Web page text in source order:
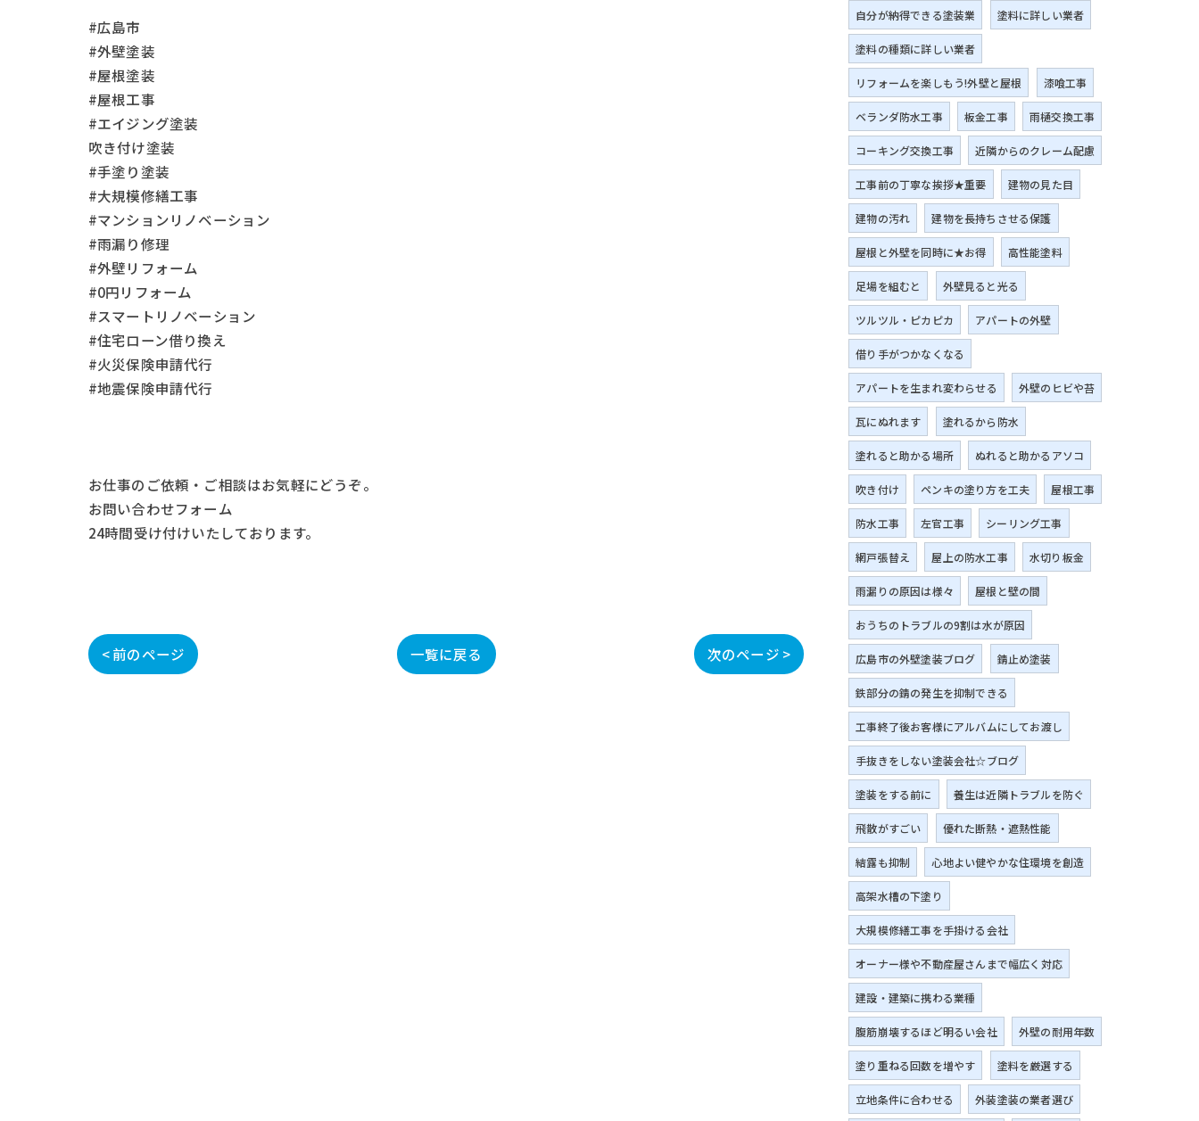
#広島市
#外壁塗装
#屋根塗装
#屋根工事
#エイジング塗装
吹き付け塗装
#手塗り塗装
#大規模修繕工事
#マンションリノベーション
#雨漏り修理
#外壁リフォーム
#0円リフォーム
#スマートリノベーション
#住宅ローン借り換え
#火災保険申請代行
#地震保険申請代行
お仕事の ご依頼・ご相談はお気軽にどうぞ。
お問い合わせフォーム
24時間受け付けいたしております。
< 前のページ 一覧に戻る 次のページ >
自分が納得できる塗装業 塗料に詳しい業者
塗料の種類に詳しい業者
リフォームを楽しもう!外壁と屋根 漆喰工事
ベランダ防水工事 板金工事 雨樋交換工事
コーキング交換工事 近隣からのクレーム配慮
工事前の丁寧な挨拶★重要 建物の見た目
建物の汚れ 建物を長持ちさせる保護
屋根と外壁を同時に★お得 高性能塗料
足場を組むと 外壁見ると光る
ツルツル・ピカピカ アパートの外壁
借り手がつかなくなる
アパートを生まれ変わらせる 外壁のヒビや苔
瓦にぬれます 塗れるから防水
塗れると助かる場所 ぬれると助かるアソコ
吹き付け ペンキの塗り方を工夫 屋根工事
防水工事 左官工事 シーリング工事
網戸張替え 屋上の防水工事 水切り板金
雨漏りの原因は様々 屋根と壁の間
おうちのトラブルの9割は水が原因
広島市の外壁塗装ブログ 錆止め塗装
鉄部分の錆の発生を抑制できる
工事終了後お客様にアルバムにしてお渡し
手抜きをしない塗装会社☆ブログ
塗装をする前に 養生は近隣トラブルを防ぐ
飛散がすごい 優れた断熱・遮熱性能
結露も抑制 心地よい健やかな住環境を創造
高架水槽の下塗り
大規模修繕工事を手掛ける会社
オーナー様や不動産屋さんまで幅広く対応
建設・建築に携わる業種
腹筋崩壊するほど明るい会社 外壁の耐用年数
塗り重ねる回数を増やす 塗料を厳選する
立地条件に合わせる 外装塗装の業者選び